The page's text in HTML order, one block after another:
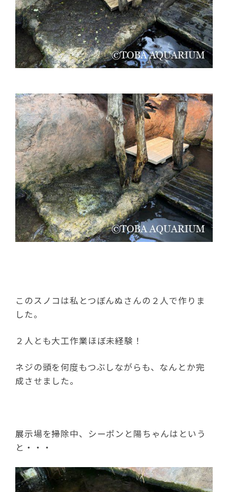
このスノコは私とつぼんぬさんの２人で作りま
した。
２人とも大工作業ほぼ未経験！
ネジの頭を何度もつぶしながらも、なんとか完
成させました。
展示場を掃除中、シーポンと陽ちゃんはという
と・・・